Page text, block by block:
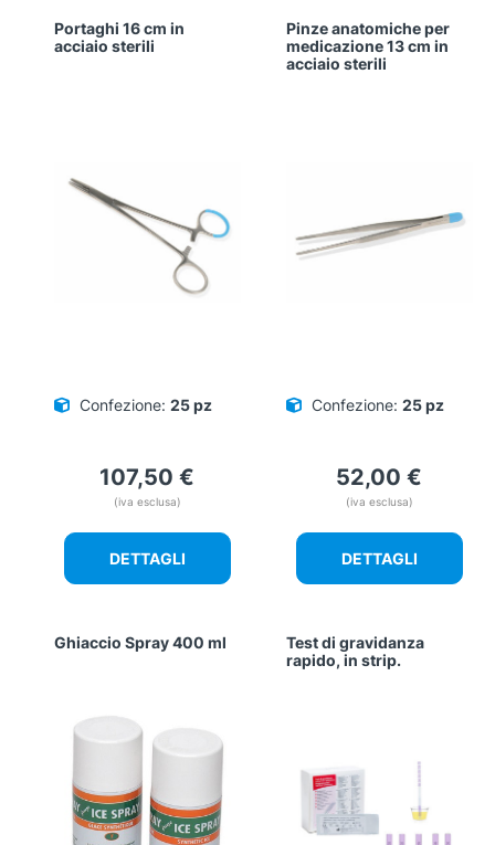
Portaghi 16 cm in
acciaio sterili
Confezione: 25 pz
107,50 €
(iva esclusa)
DETTAGLI
Pinze anatomiche per
medicazione 13 cm in
acciaio sterili
Confezione: 25 pz
52,00 €
(iva esclusa)
DETTAGLI
Ghiaccio Spray 400 ml
Test di gravidanza
rapido, in strip.